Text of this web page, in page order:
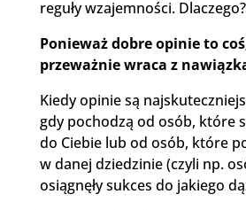
reguły wzajemności. Dlaczego?
Ponieważ dobre opinie to
przeważnie wraca z
Kiedy opinie są
gdy pochodzą od osób, które
do Ciebie lub od osób, które
w danej dziedzinie (czyli np.
osiągnęły sukces do jakiego